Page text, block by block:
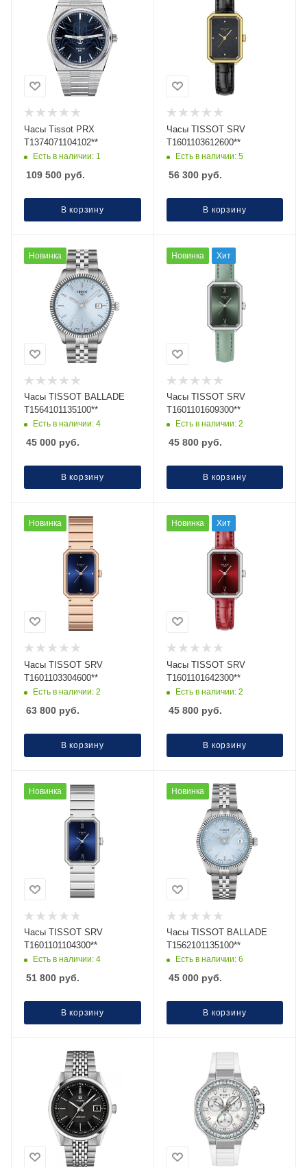
Часы Tissot PRX
T1374071104102**
Есть в наличии: 1
109 500 руб.
В корзину
Часы TISSOT SRV
T1601103612600**
Есть в наличии: 5
56 300руб.
В корзину
Новинка
Часы TISSOT BALLADE
T1564101135100**
Есть в наличии: 4
45 000 руб.
В корзину
Новинка Хит
Часы TISSOT SRV
T1601101609300**
Есть в наличии: 2
45 800руб.
В корзину
Новинка
Часы TISSOT SRV
T1601103304600**
Есть в наличии: 2
63 800 руб.
В корзину
Новинка Хит
Часы TISSOT SRV
T1601101642300**
Есть в наличии: 2
45 800руб.
В корзину
Новинка
Часы TISSOT SRV
T1601101104300**
Есть в наличии: 4
51 800 руб.
В корзину
Новинка
Часы TISSOT BALLADE
T1562101135100**
Есть в наличии: 6
45 000руб.
В корзину